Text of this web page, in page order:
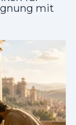
mit